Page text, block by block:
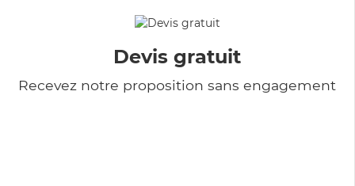
Devis gratuit
Recevez notre proposition sans engagement